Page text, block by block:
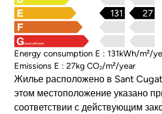
least efficient
27
131
Energy consumption E : 131kWh/m²/
Emissions E : 27kg CO₂/m²/year
Жилье расположено в Sant
этом местоположение указано
соответствии с действующим